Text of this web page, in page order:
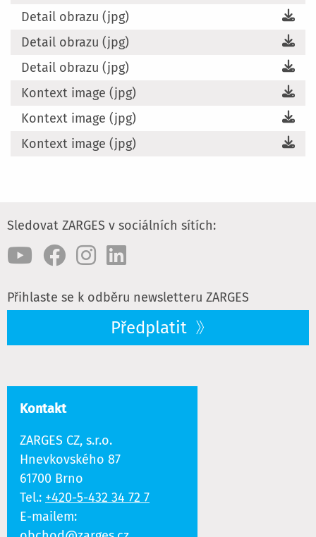
Detail obrazu (jpg)
Detail obrazu (jpg)
Detail obrazu (jpg)
Kontext image (jpg)
Kontext image (jpg)
Kontext image (jpg)
Sledovat ZARGES v sociálních sítích:
Přihlaste se k odběru newsletteru ZARGES
Předplatit
Kontakt
ZARGES CZ, s.r.o.
Hnevkovského 87
61700 Brno
Tel.: +420-5-432 34 72 7
E-mailem: